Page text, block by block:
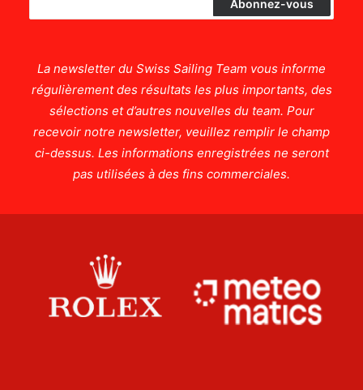
La newsletter du Swiss Sailing Team vous informe
régulièrement des résultats les plus importants, des
sélections et d’autres nouvelles du team. Pour
recevoir notre newsletter, veuillez remplir le champ
ci-dessus. Les informations enregistrées ne seront
pas utilisées à des fins commerciales.